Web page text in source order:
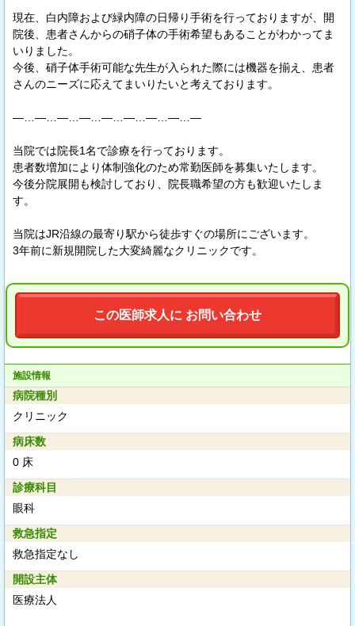
現在、白内障および緑内障の日帰り手術を行っておりますが、開
院後、患者さんからの硝子体の手術希望もあることがわかってま
いりました。
今後、硝子体手術可能な先生が入られた際には機器を揃え、患者
さんのニーズに応えてまいりたいと考えております。
―…―…―…―…―…―…―…―…―
当院では院長1名で診療を行っております。
患者数増加により体制強化のため常勤医師を募集いたします。
今後分院展開も検討しており、院長職希望の方も歓迎いたしま
す。
当院はJR沿線の最寄り駅から徒歩すぐの場所にございます。
3年前に新規開院した大変綺麗なクリニックです。
この医師求人に お問い合わせ
施設情報
病院種別
クリニック
病床数
0 床
診療科目
眼科
救急指定
救急指定なし
開設主体
医療法人